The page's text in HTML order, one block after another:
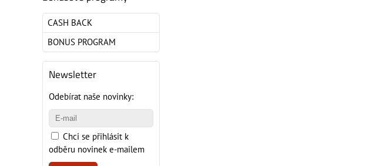
CASH BACK
BONUS PROGRAM
Newsletter
Odebírat naše novinky:
Chci se přihlásit k
odběru novinek e-mailem